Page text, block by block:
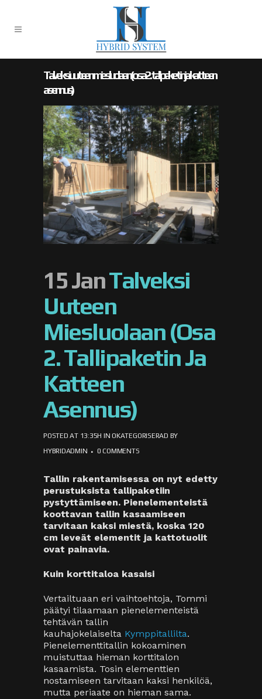
Talveksi uuteen miesluolaan (osa 2. tallipaketin ja katteen
asennus)
15 JanTalveksi
Uuteen
Miesluolaan (osa
2. Tallipaketin Ja
Katteen
Asennus)
POSTED AT 13:35H INOKATEGORISERAD BY
HYBRIDADMIN
0 COMMENTS
Tallin rakentamisessa on nyt edetty
perustuksista tallipaketiin
pystyttämiseen. Pienelementeistä
koottavan tallin kasaamiseen
tarvitaan kaksi miestä, koska 120
cm leveät elementit ja kattotuolit
ovat painavia.
Kuin korttitaloa kasaisi
Vertailtuaan eri vaihtoehtoja, Tommi
päätyi tilaamaan pienelementeistä
tehtävän tallin
kauhajokelaiselta Kymppitallilta.
Pienelementtitallin kokoaminen
muistuttaa hieman korttitalon
kasaamista. Tosin elementtien
nostamiseen tarvitaan kaksi henkilöä,
mutta periaate on hieman sama.